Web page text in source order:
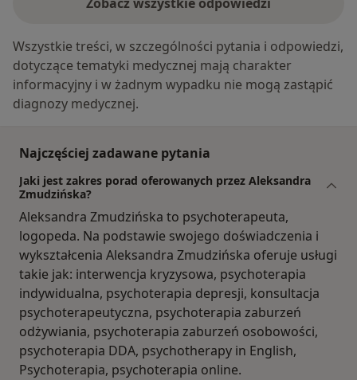
Zobacz wszystkie odpowiedzi
Wszystkie treści, w szczególności pytania i odpowiedzi,
dotyczące tematyki medycznej mają charakter
informacyjny i w żadnym wypadku nie mogą zastąpić
diagnozy medycznej.
Najczęściej zadawane pytania
Jaki jest zakres porad oferowanych przez Aleksandra
Zmudzińska?
Aleksandra Zmudzińska to psychoterapeuta,
logopeda. Na podstawie swojego doświadczenia i
wykształcenia Aleksandra Zmudzińska oferuje usługi
takie jak: interwencja kryzysowa, psychoterapia
indywidualna, psychoterapia depresji, konsultacja
psychoterapeutyczna, psychoterapia zaburzeń
odżywiania, psychoterapia zaburzeń osobowości,
psychoterapia DDA, psychotherapy in English,
Psychoterapia, psychoterapia online.